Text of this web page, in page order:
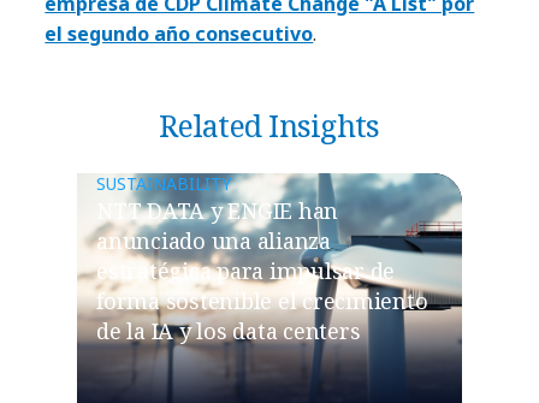
el segundo año consecutivo.
Related Insights
SUSTAINABILITY
NTT DATA y ENGIE han
anunciado una alianza
estratégica para impulsar de
forma sostenible el crecimiento
de la IA y los data centers